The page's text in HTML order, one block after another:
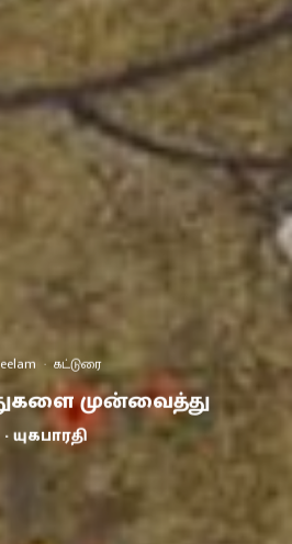
· கட்டுரை
முன்வைத்து
- யுகபாரதி